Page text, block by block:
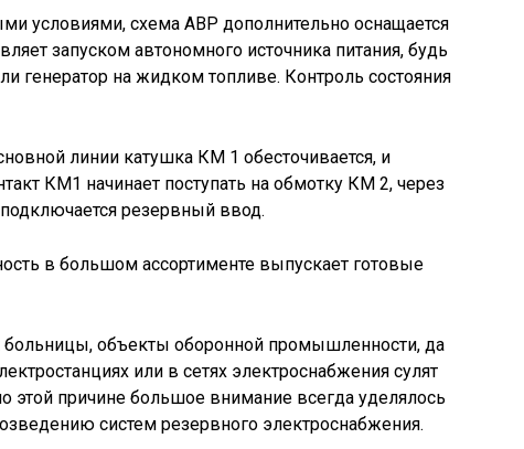
условиями, схема АВР дополнительно оснащается
запуском автономного источника питания, будь
генератор на жидком топливе. Контроль состояния
линии катушка КМ 1 обесточивается, и
КМ1 начинает поступать на обмотку КМ 2, через
резервный ввод.
в большом ассортименте выпускает готовые
объекты оборонной промышленности, да
или в сетях электроснабжения сулят
этой причине большое внимание всегда уделялось
систем резервного электроснабжения.